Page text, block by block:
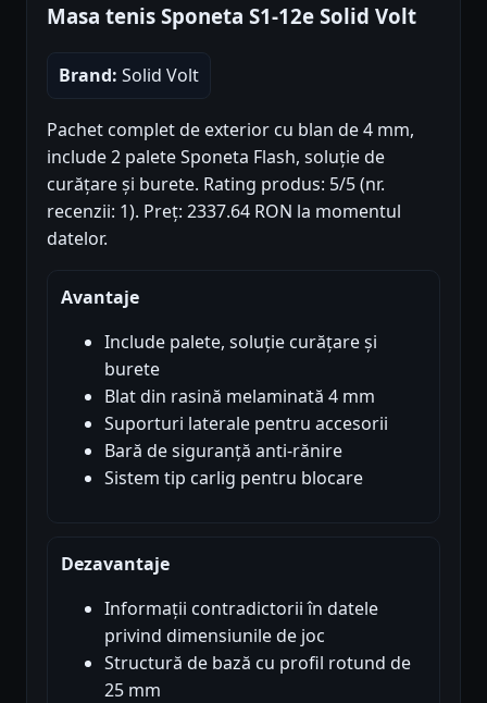
Masa tenis Sponeta S1-12e Solid Volt
Brand: Solid Volt
Pachet complet de exterior cu blan de 4 mm,
include 2 palete Sponeta Flash, soluție de
curățare și burete. Rating produs: 5/5 (nr.
recenzii: 1). Preț: 2337.64 RON la momentul
datelor.
Avantaje
Include palete, soluție curățare și
burete
Blat din rasină melaminată 4 mm
Suporturi laterale pentru accesorii
Bară de siguranță anti-rănire
Sistem tip carlig pentru blocare
Dezavantaje
Informații contradictorii în datele
privind dimensiunile de joc
Structură de bază cu profil rotund de
25 mm